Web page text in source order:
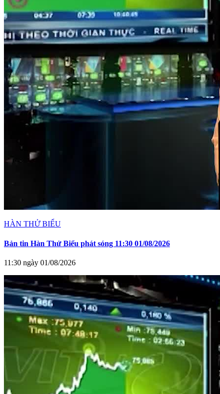
HÀN THỬ BIỂU
Bản tin Hàn Thử Biểu phát sóng 11:30 01/08/2026
11:30 ngày 01/08/2026